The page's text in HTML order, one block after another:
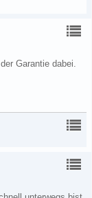
Garantie dabei.